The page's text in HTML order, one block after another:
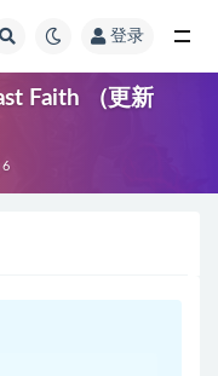
登录
Faith （更新
6